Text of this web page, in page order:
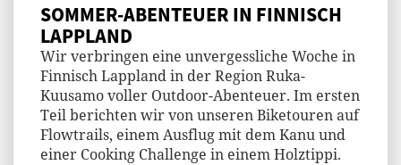
SOMMER-ABENTEUER IN FINNISCH
LAPPLAND
Wir verbringen eine unvergessliche Woche in
Finnisch Lappland in der Region Ruka-
Kuusamo voller Outdoor-Abenteuer. Im ersten
Teil berichten wir von unseren Biketouren auf
Flowtrails, einem Ausflug mit dem Kanu und
einer Cooking Challenge in einem Holztippi.